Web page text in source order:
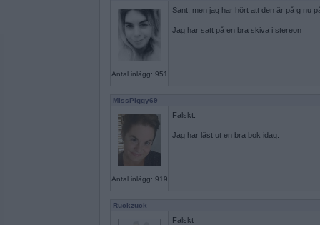
Antal inlägg: 951
Sant, men jag har hört att den är på g nu
Jag har satt på en bra skiva i stereon
MissPiggy69
Antal inlägg: 919
Falskt.
Jag har läst ut en bra bok idag.
Ruckzuck
Falskt